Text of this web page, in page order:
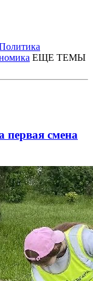
ЕЩЕ ТЕМЫ
первая смена